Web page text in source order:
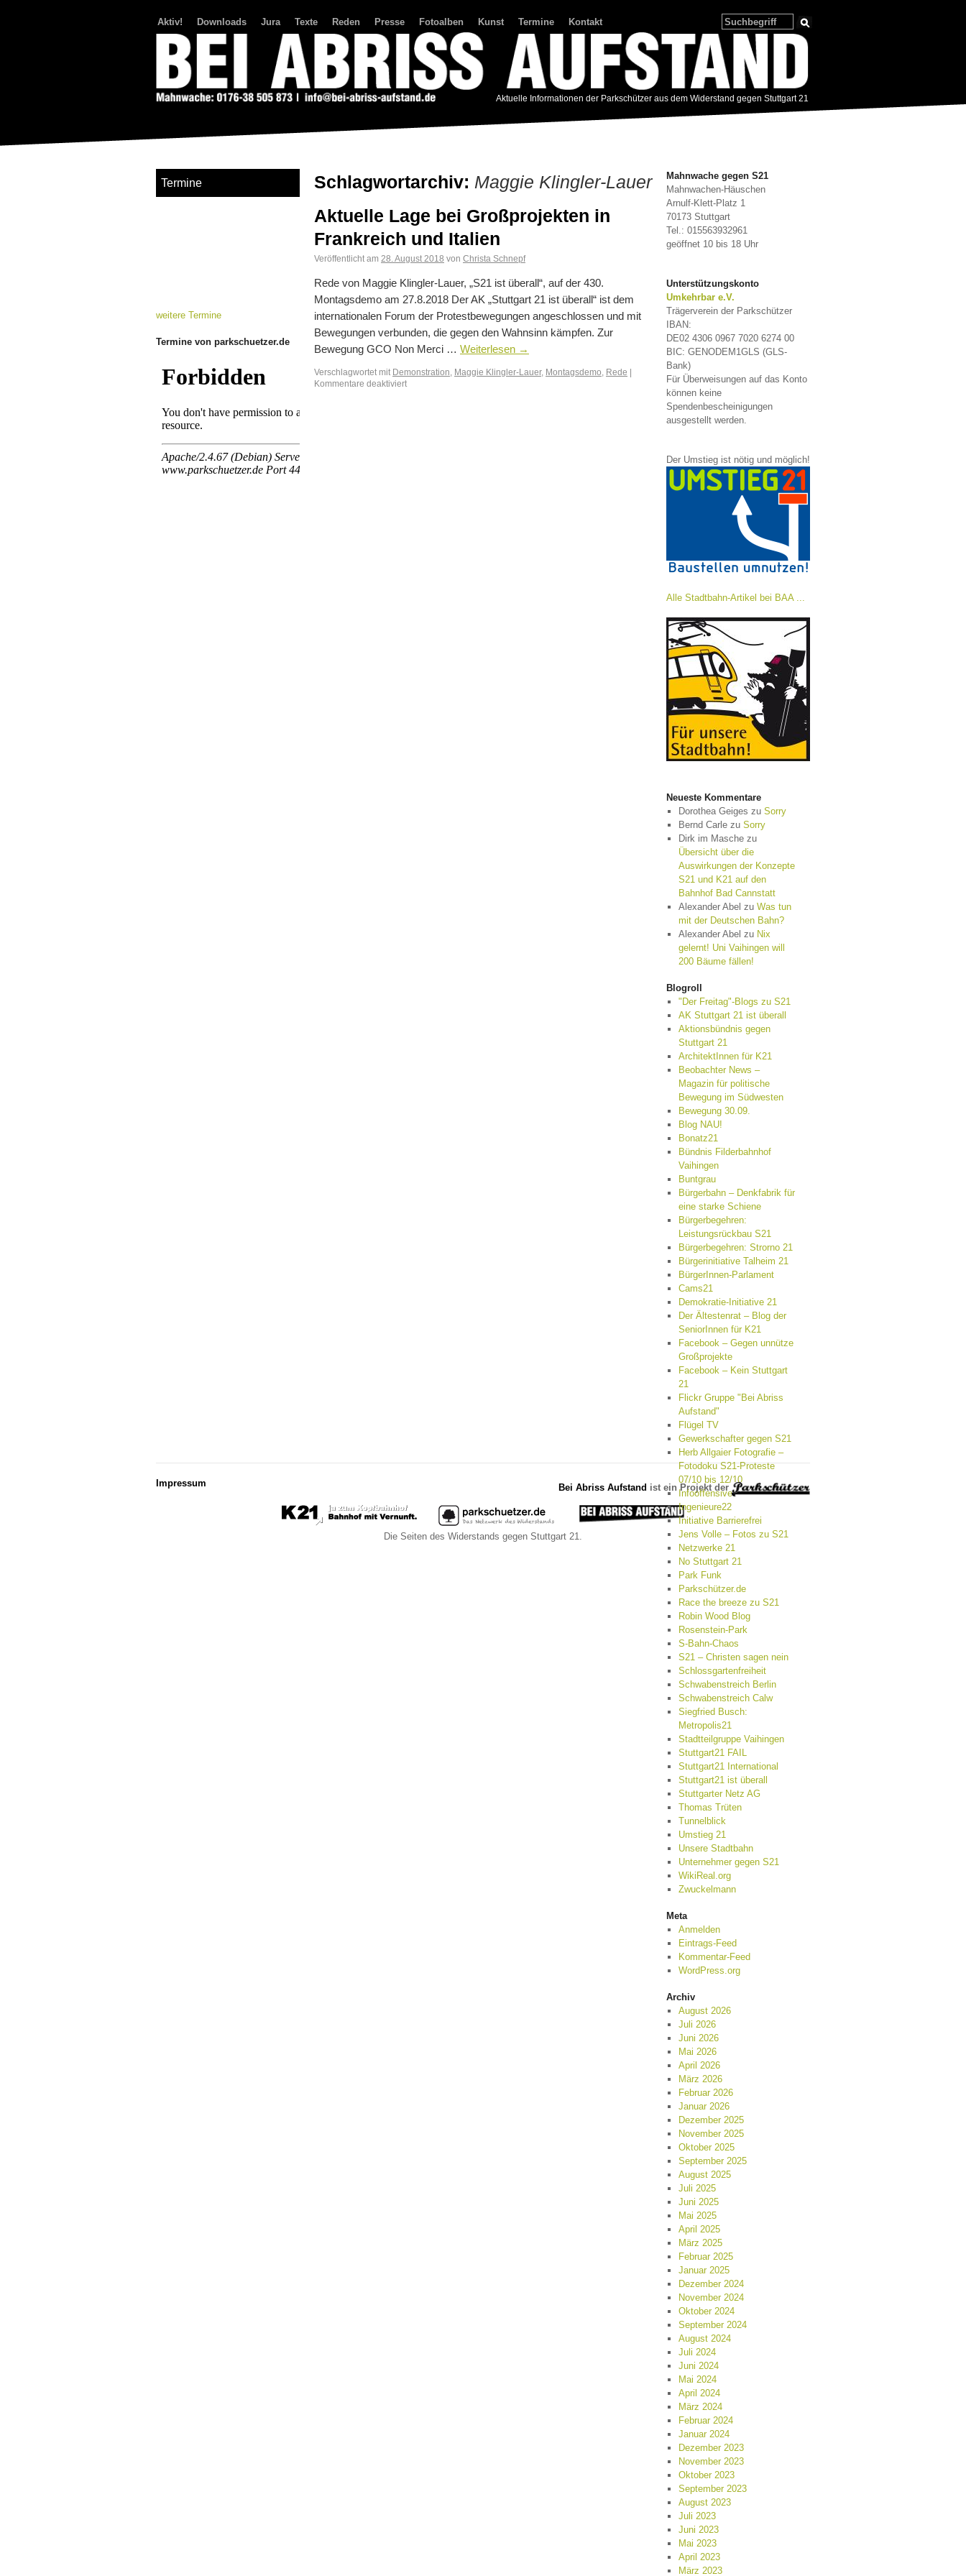
Aktiv! Downloads Jura Texte Reden Presse Fotoalben Kunst Termine Kontakt
Aktuelle Informationen der Parkschützer aus dem Widerstand gegen Stuttgart 21
Schlagwortarchiv: Maggie Klingler-Lauer
Aktuelle Lage bei Großprojekten in
Frankreich und Italien
Veröffentlicht am 28. August 2018 von Christa Schnepf
Rede von Maggie Klingler-Lauer, „S21 ist überall“, auf der 430.
Montagsdemo am 27.8.2018 Der AK „Stuttgart 21 ist überall“ ist dem
internationalen Forum der Protestbewegungen angeschlossen und mit
Bewegungen verbunden, die gegen den Wahnsinn kämpfen. Zur
Bewegung GCO Non Merci … Weiterlesen →
Verschlagwortet mit Demonstration Maggie Klingler-Lauer, Montagsdemo Rede |
Kommentare deaktiviert
Termine
weitere Termine
Termine von parkschuetzer.de
Mahnwache gegen S21
Mahnwachen-Häuschen
Arnulf-Klett-Platz 1
70173 Stuttgart
Tel.: 015563932961
geöffnet 10 bis 18 Uhr
Unterstützungskonto
Umkehrbar e.V.
Trägerverein der Parkschützer
IBAN:
DE02 4306 0967 7020 6274 00
BIC: GENODEM1GLS (GLS-
Bank)
Für Überweisungen auf das Konto
können keine
Spendenbescheinigungen
ausgestellt werden.
Der Umstieg ist nötig und möglich!
Alle Stadtbahn-Artikel bei BAA ...
Neueste Kommentare
Dorothea Geiges zu Sorry
Bernd Carlezu Sorry
Dirk im Maschezu
Übersicht über die
Auswirkungen der Konzepte
S21 und K21 auf den
Bahnhof Bad Cannstatt
Alexander Abel zu Was tun
mit der Deutschen Bahn?
Alexander Abel zu Nix
gelernt! Uni Vaihingen will
200 Bäume fällen!
Blogroll
"Der Freitag"-Blogs zu S21
AK Stuttgart 21 ist überall
Aktionsbündnis gegen
Stuttgart 21
ArchitektInnen für K21
Beobachter News –
Magazin für politische
Bewegung im Südwesten
Bewegung 30.09.
Blog NAU!
Bonatz21
Bündnis Filderbahnhof
Vaihingen
Buntgrau
Bürgerbahn – Denkfabrik für
eine starke Schiene
Bürgerbegehren:
Leistungsrückbau S21
Bürgerbegehren: Strorno 21
Bürgerinitiative Talheim 21
BürgerInnen-Parlament
Cams21
Demokratie-Initiative 21
Der Ältestenrat – Blog der
SeniorInnen für K21
Facebook – Gegen unnütze
Großprojekte
Facebook – Kein Stuttgart
21
Flickr Gruppe "Bei Abriss
Aufstand"
Flügel TV
Gewerkschafter gegen S21
Herb Allgaier Fotografie –
Fotodoku S21-Proteste
07/10 bis 12/10
Infooffensive
Ingenieure22
Initiative Barrierefrei
Jens Volle – Fotos zu S21
Netzwerke 21
No Stuttgart 21
Park Funk
Parkschützer.de
Race the breeze zu S21
Robin Wood Blog
Rosenstein-Park
S-Bahn-Chaos
S21 – Christen sagen nein
Schlossgartenfreiheit
Schwabenstreich Berlin
Schwabenstreich Calw
Siegfried Busch:
Metropolis21
Stadtteilgruppe Vaihingen
Stuttgart21 FAIL
Stuttgart21 International
Stuttgart21 ist überall
Stuttgarter Netz AG
Thomas Trüten
Tunnelblick
Umstieg 21
Unsere Stadtbahn
Unternehmer gegen S21
WikiReal.org
Zwuckelmann
Meta
Anmelden
Eintrags-Feed
Kommentar-Feed
WordPress.org
Archiv
August 2026
Juli 2026
Juni 2026
Mai 2026
April 2026
März 2026
Februar 2026
Januar 2026
Dezember 2025
November 2025
Oktober 2025
September 2025
August 2025
Juli 2025
Juni 2025
Mai 2025
April 2025
März 2025
Februar 2025
Januar 2025
Dezember 2024
November 2024
Oktober 2024
September 2024
August 2024
Juli 2024
Juni 2024
Mai 2024
April 2024
März 2024
Februar 2024
Januar 2024
Dezember 2023
November 2023
Oktober 2023
September 2023
August 2023
Juli 2023
Juni 2023
Mai 2023
April 2023
März 2023
Bei Abriss Aufstand ist ein Projekt der
Impressum
Die Seiten des Widerstands gegen Stuttgart 21.